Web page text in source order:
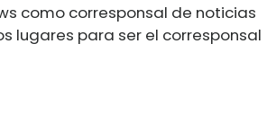
como corresponsal de noticias
lugares para ser el corresponsal